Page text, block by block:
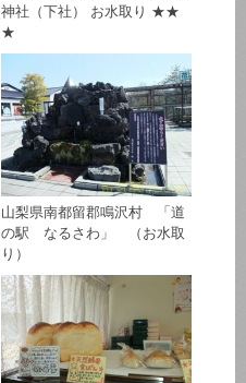
神社（下社） お水取り ★★
★
山梨県南都留郡鳴沢村 「道
の駅 なるさわ」 （お水取
り）